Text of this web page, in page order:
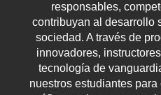
responsables,
contribuyan al desarrollo
sociedad. A través de
innovadores,
tecnología de
nuestros estudiantes